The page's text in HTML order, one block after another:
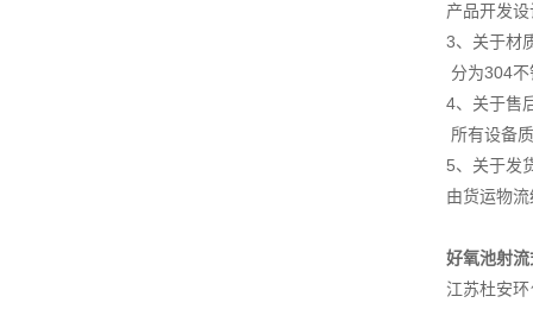
产品开发
3、关于材
分为304
4、关于售
所有设备
5、关于发
由货运物
好氧池射
江苏杜安